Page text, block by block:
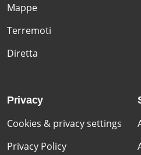
Mappe
Terremoti
Diretta
Privacy
Cookies & privacy settings
Privacy Policy